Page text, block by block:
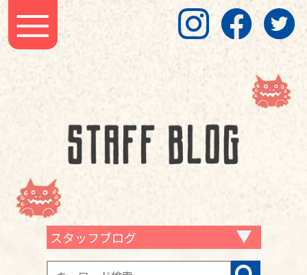
スタッフブログ